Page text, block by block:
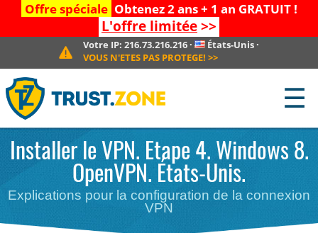
Offre spéciale Obtenez 2 ans + 1 an GRATUIT !
L'offre limitée>>
Votre IP: 216.73.216.216· États-Unis ·
VOUS N'ETES PAS PROTEGE! >>
☰
Installer le VPN. Etape 4. Windows 8.
OpenVPN. États-Unis.
Explications pour la configuration de la connexion
VPN